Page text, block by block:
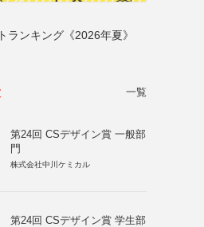
ランキング《2026年夏》
一覧
第24回 CSデザイン賞 一般部
門
株式会社中川ケミカル
第24回 CSデザイン賞 学生部